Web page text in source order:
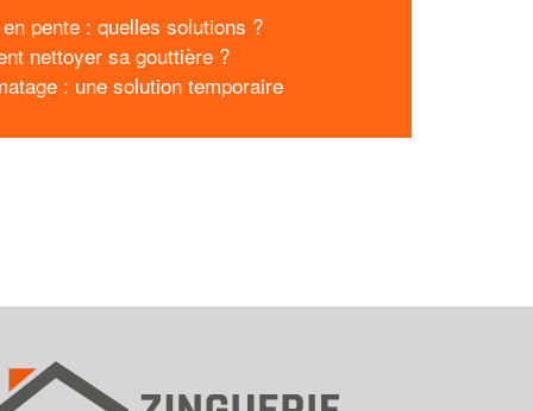
pente : quelles solutions ?
nettoyer sa gouttière ?
: une solution temporaire